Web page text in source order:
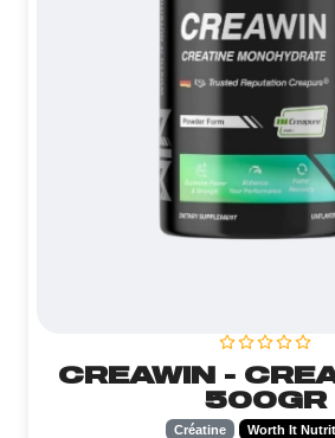
CREAWIN -
500GR
Créatine
Worth It